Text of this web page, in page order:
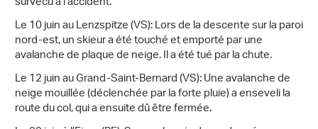
Le 10 juin au Lenzspitze (VS): Lors de la descente sur la paroi
nord-est, un skieur a été touché et emporté par une
avalanche de plaque de neige. Il a été tué par la chute.
Le 12 juin au Grand-Saint-Bernard (VS): Une avalanche de
neige mouillée (déclenchée par la forte pluie) a enseveli la
route du col, qui a ensuite dû être fermée.